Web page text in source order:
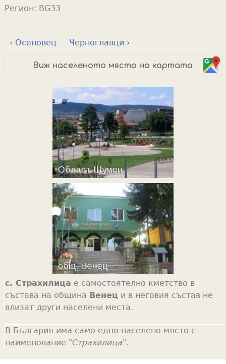
Регион: BG33
‹ Осеновец Черноглавци ›
Виж населеното място на картата
с. Страхилица е самостоятелно кметство в
състава на община Венец и в неговия състав не
влизат други населени места.
В България има само едно населено място с
наименование "Страхилица".